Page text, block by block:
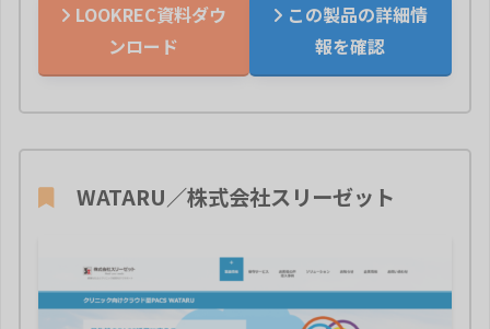
LOOKREC資料ダウ
ンロード
この製品の詳細情
報を確認
WATARU／株式会社スリーゼット